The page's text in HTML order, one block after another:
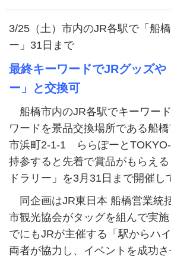
3/25（土）市内のJR各駅で「船
ー」31日まで
最終キーワードでJRグッズや
ー」と交換可
船橋市内のJR各駅でキーワー
ワードを景品交換場所である船
市浜町2-1-1 ららぽーと
持参すると先着で賞品がもらえ
ドラリー」を3月31日まで開催し
同企画はJR東日本 船橋営業統
市観光協会がタッグを組んで実
でにもJRが主催する「駅からハ
両者が協力し、イベントを成功さ